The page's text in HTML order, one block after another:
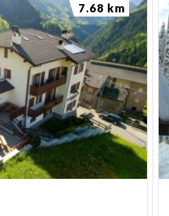
7.68 km